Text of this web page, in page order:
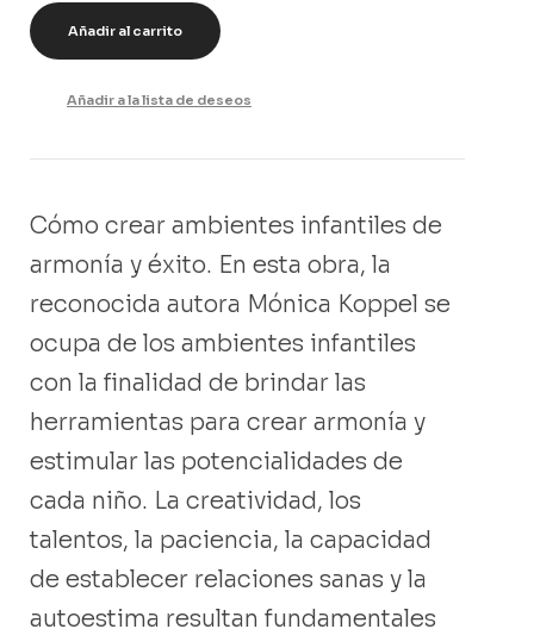
Añadir al carrito
Añadir a la lista de deseos
Cómo crear ambientes infantiles de
armonía y éxito. En esta obra, la
reconocida autora Mónica Koppel se
ocupa de los ambientes infantiles
con la finalidad de brindar las
herramientas para crear armonía y
estimular las potencialidades de
cada niño. La creatividad, los
talentos, la paciencia, la capacidad
de establecer relaciones sanas y la
autoestima resultan fundamentales